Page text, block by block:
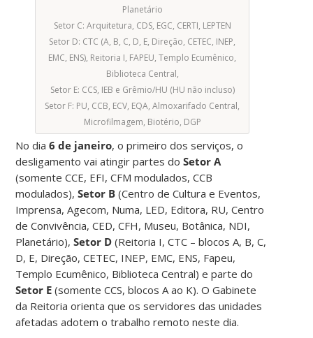
Planetário
Setor C: Arquitetura, CDS, EGC, CERTI, LEPTEN
Setor D: CTC (A, B, C, D, E, Direção, CETEC, INEP,
EMC, ENS), Reitoria I, FAPEU, Templo Ecumênico,
Biblioteca Central,
Setor E: CCS, IEB e Grêmio/HU (HU não incluso)
Setor F: PU, CCB, ECV, EQA, Almoxarifado Central,
Microfilmagem, Biotério, DGP
No dia6 de janeiro, o primeiro dos serviços, o
desligamento vai atingir partes doSetor A
(somente CCE, EFI, CFM modulados, CCB
modulados),Setor B (Centro de Cultura e Eventos,
Imprensa, Agecom, Numa, LED, Editora, RU, Centro
de Convivência, CED, CFH, Museu, Botânica, NDI,
Planetário),Setor D (Reitoria I, CTC – blocos A, B, C,
D, E, Direção, CETEC, INEP, EMC, ENS, Fapeu,
Templo Ecumênico, Biblioteca Central) e parte do
Setor E (somente CCS, blocos A ao K). O Gabinete
da Reitoria orienta que os servidores das unidades
afetadas adotem o trabalho remoto neste dia.